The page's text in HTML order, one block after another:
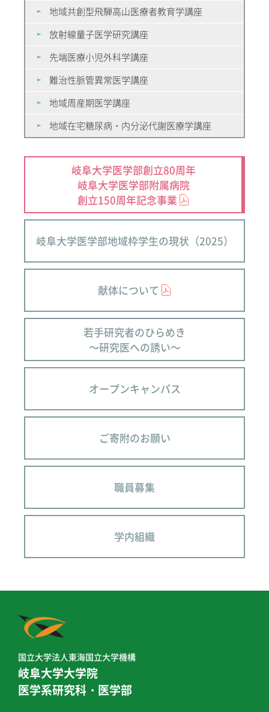
地域共創型飛騨高山医療者教育学講座
放射線量子医学研究講座
先端医療小児外科学講座
難治性脈管異常医学講座
地域周産期医学講座
地域在宅糖尿病・内分泌代謝医療学講座
岐阜大学医学部創立80周年
岐阜大学医学部附属病院
創立150周年記念事業
岐阜大学医学部地域枠学生の現状（2025）
献体について
若手研究者のひらめき
～研究医への誘い～
オープンキャンパス
ご寄附のお願い
職員募集
学内組織
国立大学法人東海国立大学機構
岐阜大学大学院
医学系研究科・医学部